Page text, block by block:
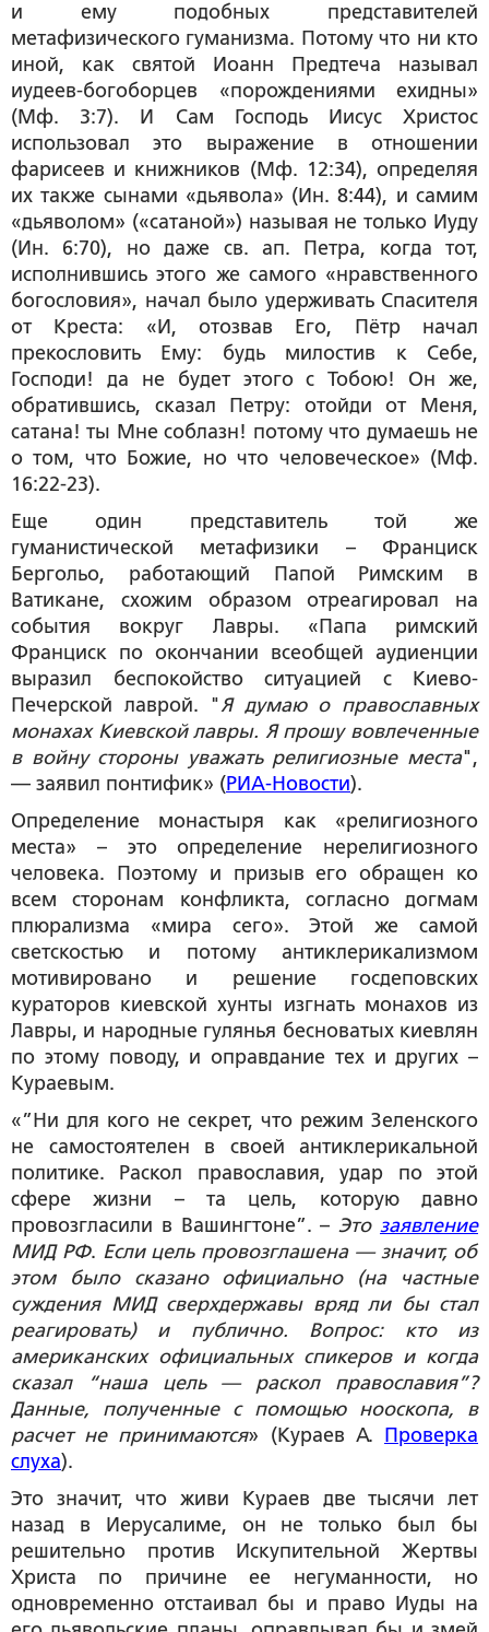
и ему подобных представителей
метафизического гуманизма. Потому что ни кто
иной, как святой Иоанн Предтеча называл
иудеев-богоборцев «порождениями ехидны»
(Мф. 3:7). И Сам Господь Иисус Христос
использовал это выражение в отношении
фарисеев и книжников (Мф. 12:34), определяя
их также сынами «дьявола» (Ин. 8:44), и самим
«дьяволом» («сатаной») называя не только Иуду
(Ин. 6:70), но даже св. ап. Петра, когда тот,
исполнившись этого же самого «нравственного
богословия», начал было удерживать Спасителя
от Креста: «И, отозвав Его, Пётр начал
прекословить Ему: будь милостив к Себе,
Господи! да не будет этого с Тобою! Он же,
обратившись, сказал Петру: отойди от Меня,
сатана! ты Мне соблазн! потому что думаешь не
о том, что Божие, но что человеческое» (Мф.
16:22-23).
Еще один представитель той же
гуманистической метафизики – Франциск
Бергольо, работающий Папой Римским в
Ватикане, схожим образом отреагировал на
события вокруг Лавры. «Папа римский
Франциск по окончании всеобщей аудиенции
выразил беспокойство ситуацией с Киево-
Печерской лаврой. "Я думаю о православных
монахах Киевской лавры. Я прошу вовлеченные
в войну стороны уважать религиозные места",
— заявил понтифик» ( РИА-Новости).
Определение монастыря как «религиозного
места» – это определение нерелигиозного
человека. Поэтому и призыв его обращен ко
всем сторонам конфликта, согласно догмам
плюрализма «мира сего». Этой же самой
светскостью и потому антиклерикализмом
мотивировано и решение госдеповских
кураторов киевской хунты изгнать монахов из
Лавры, и народные гулянья бесноватых киевлян
по этому поводу, и оправдание тех и других –
Кураевым.
«”Ни для кого не секрет, что режим Зеленского
не самостоятелен в своей антиклерикальной
политике. Раскол православия, удар по этой
сфере жизни – та цель, которую давно
провозгласили в Вашингтоне”. –Этозаявление
МИД РФ. Если цель провозглашена — значит, об
этом было сказано официально (на частные
суждения МИД сверхдержавы вряд ли бы стал
реагировать) и публично. Вопрос: кто из
американских официальных спикеров и когда
сказал “наша цель — раскол православия”?
Данные, полученные с помощью нооскопа, в
расчет не принимаются» (Кураев А.
Проверка
слуха).
Это значит, что живи Кураев две тысячи лет
назад в Иерусалиме, он не только был бы
решительно против Искупительной Жертвы
Христа по причине ее негуманности, но
одновременно отстаивал бы и право Иуды на